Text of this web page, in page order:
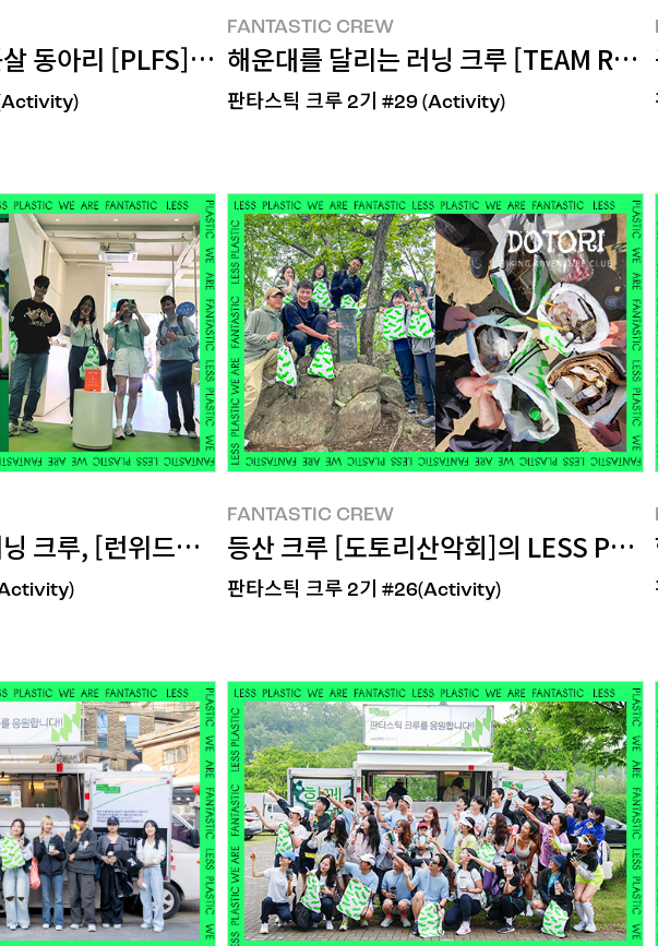
동아리 [PLFS]의 LESS PLASTIC! 한 활동
FANTASTIC CREW
FANTASTIC CREW
해운대를 달리는 러닝 크루 [TEAM
판타스틱 크루 2기 #29 (Activity)
크루, [런위드어스]의 LESS PLASTIC! 한 활동
FANTASTIC CREW
FANTASTIC CREW
등산 크루 [도토리산악회]의 LESS
판타스틱 크루 2기 #26(Activity)